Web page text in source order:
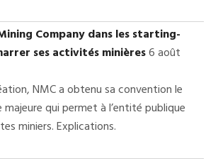
Company dans les starting-
ses activités minières6 août
NMC a obtenu sa convention le
qui permet à l’entité publique
miniers. Explications.